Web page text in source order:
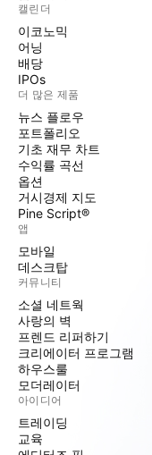
캘린더
이코노믹
어닝
배당
IPOs
더 많은 제품
뉴스 플로우
포트폴리오
기초 재무 차트
수익률 곡선
옵션
거시경제 지도
Pine Script®
앱
모바일
데스크탑
커뮤니티
소셜 네트웍
사랑의 벽
프렌드 리퍼하기
크리에이터 프로그램
하우스룰
모더레이터
아이디어
트레이딩
교육